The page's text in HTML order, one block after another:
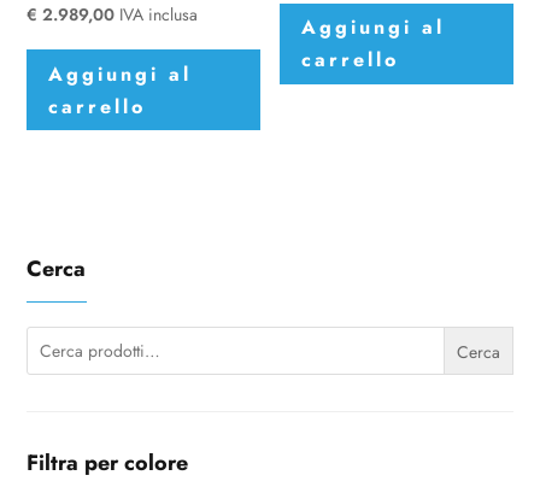
€ 2.989,00 IVA inclusa
Aggiungi al
carrello
Aggiungi al
carrello
Cerca
Cerca: Cerca
Filtra per colore